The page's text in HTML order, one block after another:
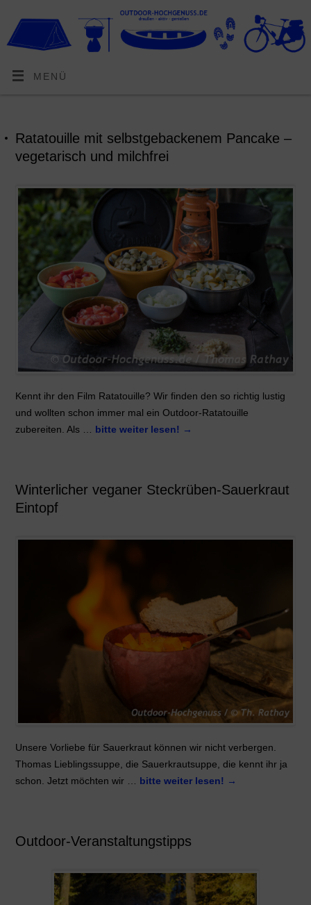
MENÜ
Ratatouille mit selbstgebackenem Pancake –
vegetarisch und milchfrei
Kennt ihr den Film Ratatouille? Wir finden den so richtig lustig
und wollten schon immer mal ein Outdoor-Ratatouille
zubereiten. Als … bitte weiter lesen! →
Winterlicher veganer Steckrüben-Sauerkraut
Eintopf
Unsere Vorliebe für Sauerkraut können wir nicht verbergen.
Thomas Lieblingssuppe, die Sauerkrautsuppe, die kennt ihr ja
schon. Jetzt möchten wir … bitte weiter lesen! →
Outdoor-Veranstaltungstipps